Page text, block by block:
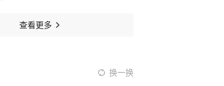
查看更多
换一换